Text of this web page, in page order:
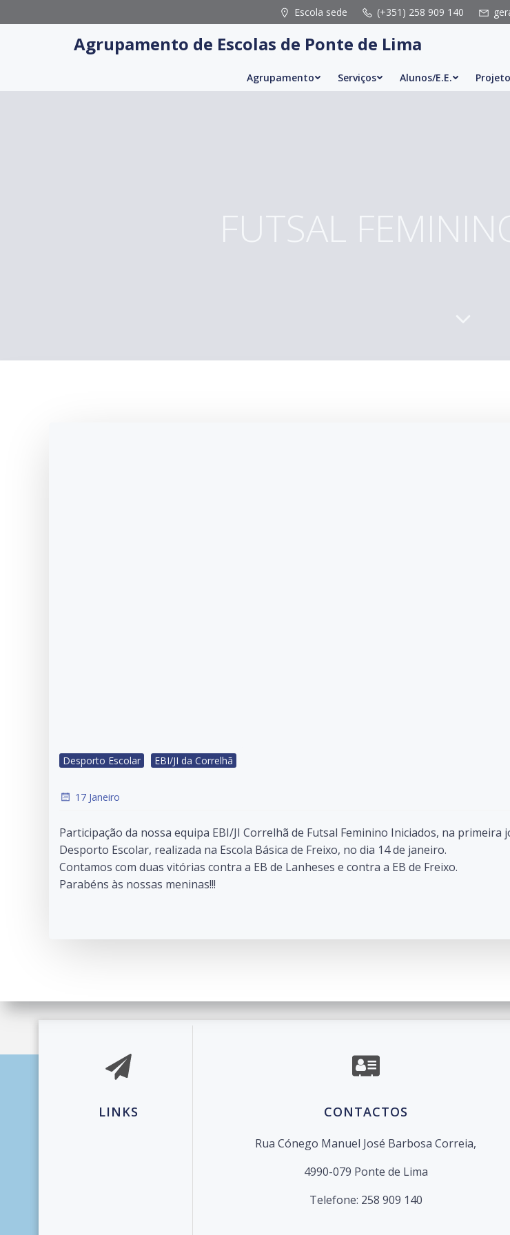
to
Escola sede (+351) 258 909 140
Agrupamento de Escolas de Ponte de Lima
Agrupamento Serviços Alunos/E.E.
FUTSAL
Desporto Escolar EBI/JI da Correlhã
17 Janeiro
Participação da nossa equipa EBI/JI Correlhã de Futsal Feminino Iniciados, na primeira
Desporto Escolar, realizada na Escola Básica de Freixo, no dia 14 de janeiro.
Contamos com duas vitórias contra a EB de Lanheses e contra a EB de Freixo.
Parabéns às nossas meninas!!!
© 2026 Agrupamento de Escolas de Ponte de Lima.
LINKS CONTACTOS
Rua Cónego Manuel José Barbosa Correia,
4990-079 Ponte de Lima
Telefone: 258 909 140